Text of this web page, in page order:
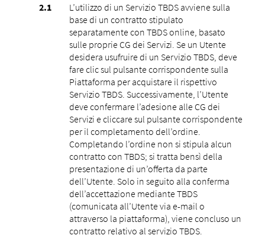
L’utilizzo di un Servizio TBDS avviene sulla
base di un contratto stipulato
separatamente con TBDS online, basato
sulle proprie CG dei Servizi. Se un Utente
desidera usufruire di un Servizio TBDS, deve
fare clic sul pulsante corrispondente sulla
Piattaforma per acquistare il rispettivo
Servizio TBDS. Successivamente, l’Utente
deve confermare l’adesione alle CG dei
Servizi e cliccare sul pulsante corrispondente
per il completamento dell’ordine.
Completando l’ordine non si stipula alcun
contratto con TBDS; si tratta bensì della
presentazione di un’offerta da parte
dell’Utente. Solo in seguito alla conferma
dell’accettazione mediante TBDS
(comunicata all’Utente via e-mail o
attraverso la piattaforma), viene concluso un
contratto relativo al servizio TBDS.